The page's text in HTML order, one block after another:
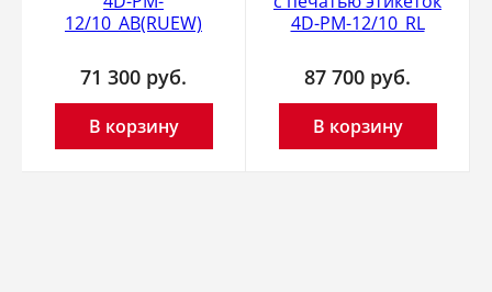
12/10_AB(RUEW)
71 300 руб.
В корзину
4D-PM-12/10_RL
87 700 руб.
В корзину